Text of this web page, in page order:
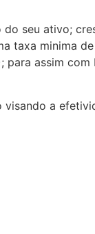
do seu ativo;
taxa minima
para assim
a